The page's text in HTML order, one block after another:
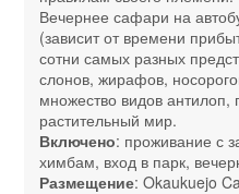
Вечернее сафари на
(зависит от времени
сотни самых разных
слонов, жирафов,
множество видов антилоп,
растительный мир.
Включено: проживание с
химбам, вход в парк,
Размещение: Okaukuejo